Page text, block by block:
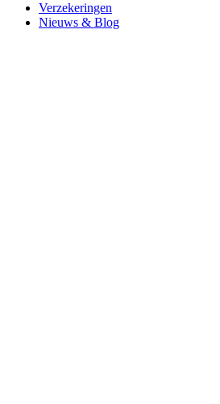
Verzekeringen
Nieuws & Blog